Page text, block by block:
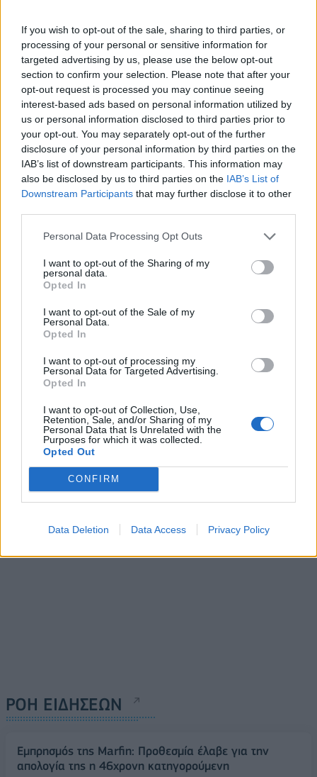
If you wish to opt-out of the sale, sharing to third parties, or
processing of your personal or sensitive information for
targeted advertising by us, please use the below opt-out
section to confirm your selection. Please note that after your
opt-out request is processed you may continue seeing
interest-based ads based on personal information utilized by
us or personal information disclosed to third parties prior to
your opt-out. You may separately opt-out of the further
disclosure of your personal information by third parties on the
IAB’s list of downstream participants. This information may
also be disclosed by us to third parties on the IAB’s List of
Downstream Participants that may further disclose it to other
Personal Data Processing Opt Outs
I want to opt-out of the Sharing of my
personal data.
Opted In
I want to opt-out of the Sale of my
Personal Data.
Opted In
I want to opt-out of processing my
Personal Data for Targeted Advertising.
Opted In
I want to opt-out of Collection, Use,
Retention, Sale, and/or Sharing of my
Personal Data that Is Unrelated with the
Purposes for which it was collected.
Opted Out
CONFIRM
Data Deletion Data Access Privacy Policy
Το FIAT 500 Hybrid τώρα από
18.990 ευρώ
Ατρόμητος και Novibet
συνεχίζουν μαζί: Ανανέωση της
συνεργασίας τους μέχρι το
2028
18η συνεχόμενη χρονιά για τον ΟΤΕ στη διεθνή σειρά δεικτών
ΠΕΡΙΣΣΌΤΕΡΑ ΣΕ ΑΥΤΉ ΤΗΝ ΚΑΤΗΓΟΡΊΑ
Συζήτηση στο ΣτΕ για τη
διαδικασία παραχώρησης
της Αττική οδού
31/01/2024 - 09:28
Atradius Greece: Αύξηση
2023
ΡΟΗ ΕΙΔΗΣΕΩΝ
Εμπρησμός της Marfin: Προθεσμία έλαβε για την
απολογία της η 46χρονη κατηγορούμενη